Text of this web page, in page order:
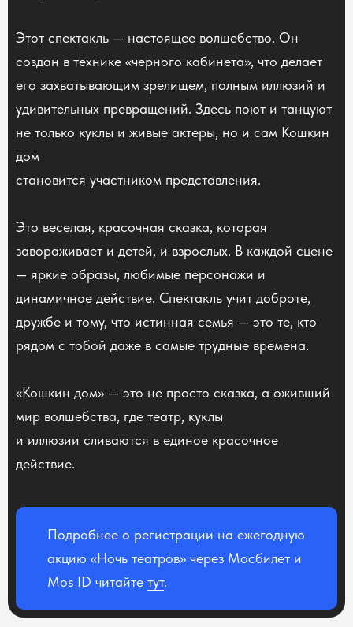
Этот спектакль — настоящее волшебство. Он
создан в технике «черного кабинета», что делает
его захватывающим зрелищем, полным иллюзий и
удивительных превращений. Здесь поют и танцуют
не только куклы и живые актеры, но и сам Кошкин
дом
становится участником представления.
Это веселая, красочная сказка, которая
завораживает и детей, и взрослых. В каждой сцене
— яркие образы, любимые персонажи и
динамичное действие. Спектакль учит доброте,
дружбе и тому, что истинная семья — это те, кто
рядом с тобой даже в самые трудные времена.
«Кошкин дом» — это не просто сказка, а оживший
мир волшебства, где театр, куклы
и иллюзии сливаются в единое красочное
действие.
Подробнее о регистрации на ежегодную
акцию «Ночь театров» через Мосбилет и
Mos ID читайте тут.